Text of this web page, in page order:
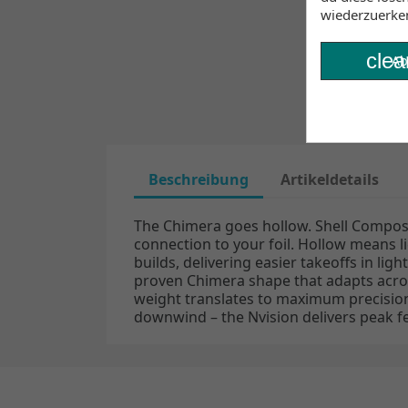
Beschreibung Artikeldetails
The Chimera goes hollow. Shell
connection to your foil. Hollow means
builds, delivering easier takeoffs in
proven Chimera shape that adapts
weight translates to maximum
downwind – the Nvision delivers peak